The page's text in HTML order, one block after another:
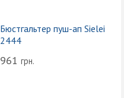
Бюстгальтер пуш-ап Sielei
2444
961 грн.